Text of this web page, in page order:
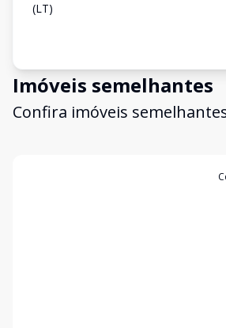
(LT)
Imóveis semelhantes
Confira imóveis